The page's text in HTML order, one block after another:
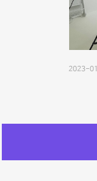
2023-